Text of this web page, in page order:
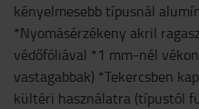
kényelmesebb típusnál
*Nyomásérzékeny akril
védőfóliával *1 mm-nél
vastagabbak) *Tekercsben
kültéri használatra (típustól